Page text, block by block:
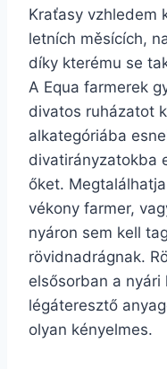
Kraťasy vzhledem
letních měsících,
díky kterému se
A Equa farmerek
divatos ruházatot
alkategóriába
divatirányzatokba
őket.
vékony farmer,
nyáron sem kell
rövidnadrágnak.
elsősorban a nyári
légáteresztő
olyan kényelmes.